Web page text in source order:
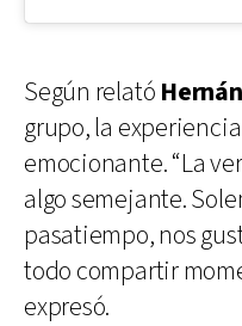
Según relató
grupo, la
emocionante. “La
algo semejante.
pasatiempo, nos
todo compartir
expresó.